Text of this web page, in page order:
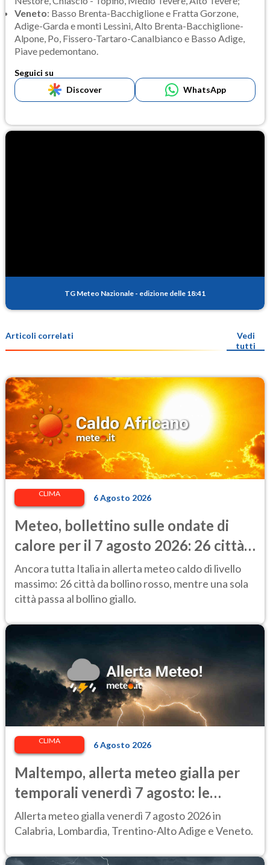
Veneto: Basso Brenta-Bacchiglione e Fratta Gorzone,
Adige-Garda e monti Lessini, Alto Brenta-Bacchiglione-
Alpone, Po, Fissero-Tartaro-Canalbianco e Basso Adige,
Piave pedemontano.
Seguici su
Discover
WhatsApp
TG Meteo Nazionale - edizione delle 18:41
Articoli correlati
Vedi
tutti
CLIMA 6 Agosto 2026
Meteo, bollettino sulle ondate di
calore per il 7 agosto 2026: 26 città
da bollino rosso in Italia
Ancora tutta Italia in allerta meteo caldo di livello
massimo: 26 città da bollino rosso, mentre una sola
città passa al bollino giallo.
CLIMA 6 Agosto 2026
Maltempo, allerta meteo gialla per
temporali venerdì 7 agosto: le
regioni colpite
Allerta meteo gialla venerdì 7 agosto 2026 in
Calabria, Lombardia, Trentino-Alto Adige e Veneto.